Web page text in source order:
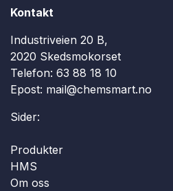
Kontakt
Industriveien 20 B,
2020 Skedsmokorset
Telefon: 63 88 18 10
Epost: mail@chemsmart.no
Sider:
Produkter
HMS
Om oss